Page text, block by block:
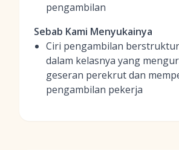
pengambilan
Sebab Kami Menyukainya
Ciri pengambilan
dalam kelasnya yang
geseran perekrut dan
pengambilan pekerja